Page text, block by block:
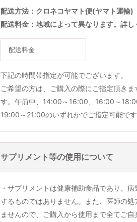
配送方法
クロネコヤマト便(ヤマト運輸)
配送料金
地域によって異なります。詳し
配送料金
下記の時間帯指定が可能でございます。
ご希望の方は、ご購入の際にご指定頂きま
す。午前中、14:00～16:00、16:00～
19:00～21:00のいずれかでご指定可能です
サプリメント等の使用について
・サプリメントは健康補助食品であり、
するものではありません。また、医師の処
ませんので、ご購入から使用まで全てご